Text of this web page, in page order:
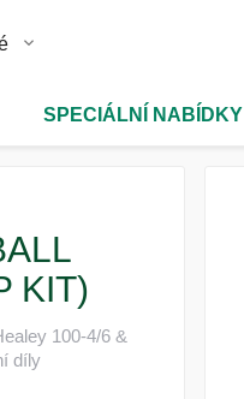
SPECIÁLNÍ NABÍDKY
KIT)
100-4/6 &
díly